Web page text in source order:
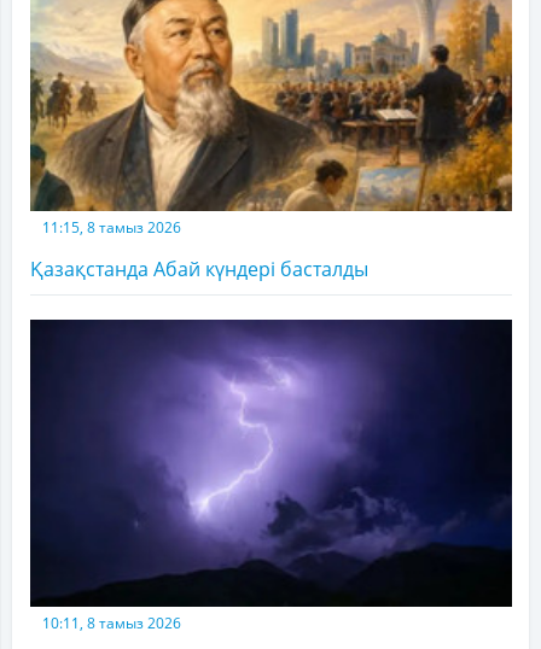
11:15, 8 тамыз 2026
Қазақстанда Абай күндері басталды
10:11, 8 тамыз 2026